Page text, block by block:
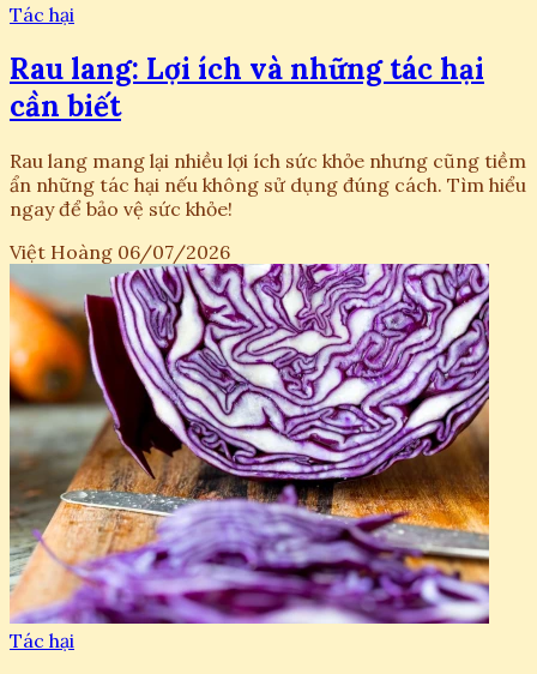
Tác hại
Rau lang: Lợi ích và những tác hại
cần biết
Rau lang mang lại nhiều lợi ích sức khỏe nhưng cũng tiềm
ẩn những tác hại nếu không sử dụng đúng cách. Tìm hiểu
ngay để bảo vệ sức khỏe!
Việt Hoàng 06/07/2026
Tác hại